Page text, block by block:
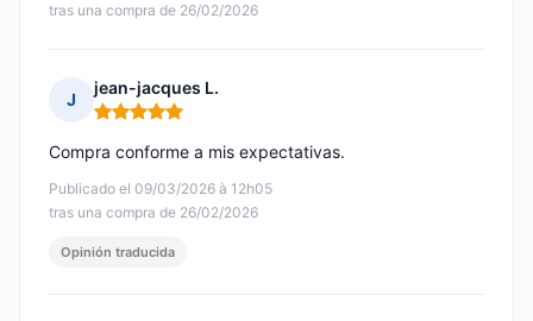
tras una compra de 26/02/2026
J
jean-jacques L.
Nota: 5 de 5
Publicado el 09/03/2026 à 12h05
tras una compra de 26/02/2026
Compra conforme a mis expectativas.
Opinión traducida